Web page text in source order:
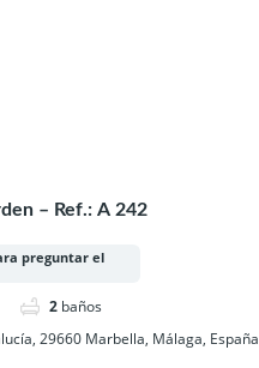
– Ref.: A 242
preguntar el
2 baños
29660 Marbella, Málaga, España